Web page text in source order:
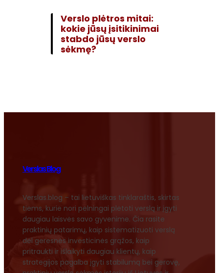
Verslo plėtros mitai:
kokie jūsų įsitikinimai
stabdo jūsų verslo
sėkmę?
Verslas Blog
Verslas.blog – tai lietuviškas tinklaraštis, skirtas
tiems, kurie nori pelningai plėtoti verslą ir įgyti
daugiau laisvės savo gyvenime. Čia rasite
praktinių patarimų, kaip sistematizuoti verslą
dėl geresnės investicinės grąžos, kaip
pritraukti ir išlaikyti daugiau klientų, kaip
strategijos pagalba įgyti stabilumą bei gerovę,